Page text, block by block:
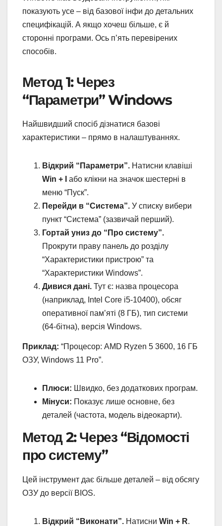
показують усе – від базової інфи до детальних
специфікацій. А якщо хочеш більше, є й
сторонні програми. Ось п’ять перевірених
способів.
Метод 1: Через
“Параметри” Windows
Найшвидший спосіб дізнатися базові
характеристики – прямо в налаштуваннях.
Відкрий “Параметри”. Натисни клавіші
Win + I
або клікни на значок шестерні в
меню “Пуск”.
Перейди в “Система”. У списку вибери
пункт “Система” (зазвичай перший).
Гортай униз до “Про систему”.
Прокрути праву панель до розділу
“Характеристики пристрою” та
“Характеристики Windows”.
Дивися дані. Тут є: назва процесора
(наприклад, Intel Core i5-10400), обсяг
оперативної пам’яті (8 ГБ), тип системи
(64-бітна), версія Windows.
Приклад: “Процесор: AMD Ryzen 5 3600, 16 ГБ
ОЗУ, Windows 11 Pro”.
Плюси: Швидко, без додаткових програм.
Мінуси: Показує лише основне, без
деталей (частота, модель відеокарти).
Метод 2: Через “Відомості
про систему”
Цей інструмент дає більше деталей – від обсягу
ОЗУ до версії BIOS.
Відкрий “Виконати”. Натисни Win + R.